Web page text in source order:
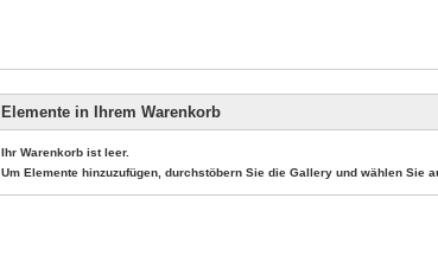
Elemente in Ihrem Warenkorb
Ihr Warenkorb ist leer.
Um Elemente hinzuzufügen, durchstöbern Sie die Gallery und wählen Sie